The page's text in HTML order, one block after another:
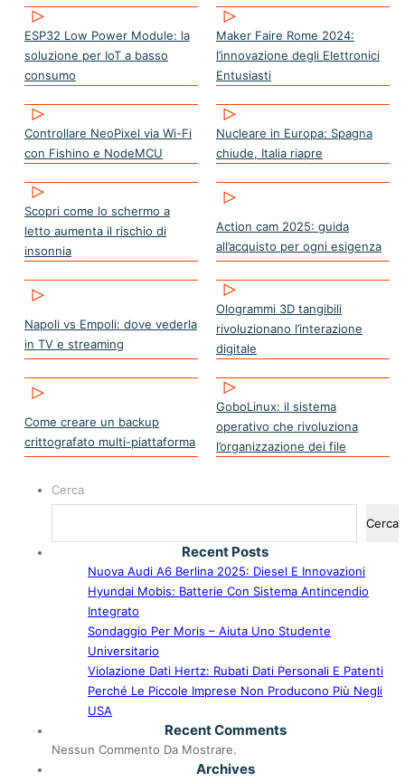
ESP32 Low Power Module: la
soluzione per IoT a basso
consumo
Maker Faire Rome 2024:
l’innovazione degli Elettronici
Entusiasti
Controllare NeoPixel via Wi-Fi
con Fishino e NodeMCU
Nucleare in Europa: Spagna
chiude, Italia riapre
Scopri come lo schermo a
letto aumenta il rischio di
insonnia
Action cam 2025: guida
all’acquisto per ogni esigenza
Napoli vs Empoli: dove vederla
in TV e streaming
Ologrammi 3D tangibili
rivoluzionano l’interazione
digitale
Come creare un backup
crittografato multi-piattaforma
GoboLinux: il sistema
operativo che rivoluziona
l’organizzazione dei file
Cerca
Cerca
Recent Posts
Nuova Audi A6 Berlina 2025: Diesel E Innovazioni
Hyundai Mobis: Batterie Con Sistema Antincendio
Integrato
Sondaggio Per Moris – Aiuta Uno Studente
Universitario
Violazione Dati Hertz: Rubati Dati Personali E Patenti
Perché Le Piccole Imprese Non Producono Più Negli
USA
Recent Comments
Nessun Commento Da Mostrare.
Archives